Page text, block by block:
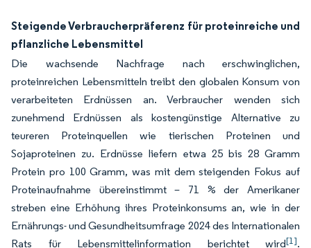
Steigende Verbraucherpräferenz für proteinreiche und
pflanzliche Lebensmittel
Die wachsende Nachfrage nach erschwinglichen,
proteinreichen Lebensmitteln treibt den globalen Konsum von
verarbeiteten Erdnüssen an. Verbraucher wenden sich
zunehmend Erdnüssen als kostengünstige Alternative zu
teureren Proteinquellen wie tierischen Proteinen und
Sojaproteinen zu. Erdnüsse liefern etwa 25 bis 28 Gramm
Protein pro 100 Gramm, was mit dem steigenden Fokus auf
Proteinaufnahme übereinstimmt – 71 % der Amerikaner
streben eine Erhöhung ihres Proteinkonsums an, wie in der
Ernährungs- und Gesundheitsumfrage 2024 des Internationalen
Rats für Lebensmittelinformation berichtet wird[1].